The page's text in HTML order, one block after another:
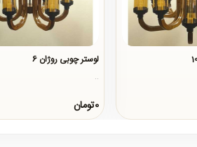
لوستر چوبی روژان 6
..
0تومان